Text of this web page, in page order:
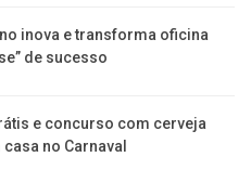
inova e transforma oficina
de sucesso
e concurso com cerveja
no Carnaval